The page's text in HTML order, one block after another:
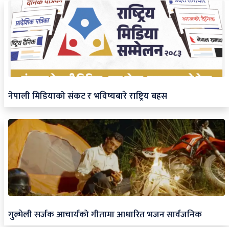
नेपाली मिडियाको संकट र भविष्यबारे राष्ट्रिय बहस
गुल्मेली सर्जक आचार्यको गीतामा आधारित भजन सार्वजनिक